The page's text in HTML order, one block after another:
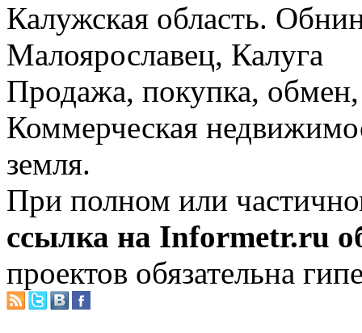
Калужская область.
Малоярославец, Калуга
Продажа, покупка, обмен,
Коммерческая
земля.
При полном или
ссылка на Informetr.ru
проектов обязательна